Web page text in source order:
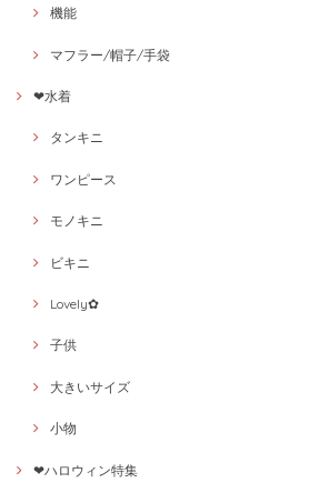
機能
マフラー/帽子/手袋
❤水着
タンキニ
ワンピース
モノキニ
ビキニ
Lovely✿
子供
大きいサイズ
小物
❤ハロウィン特集